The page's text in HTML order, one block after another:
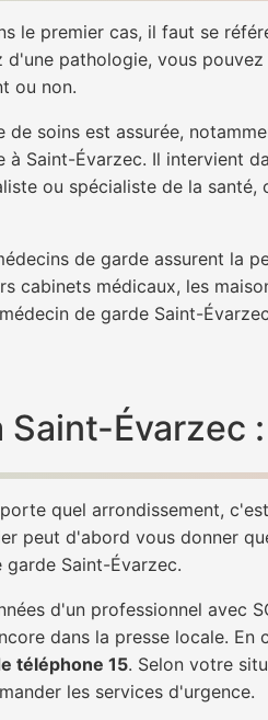
le premier cas, il faut se
d'une pathologie, vous
ou non.
soins est assurée,
Saint-Évarzec. Il intervient
ou spécialiste de la santé,
de garde assurent la
cabinets médicaux, les
de garde Saint-
Évarzec
quel arrondissement,
peut d'abord vous donner
Saint-Évarzec.
d'un professionnel avec
dans la presse locale.
téléphone 15. Selon votre
les services d'urgence.